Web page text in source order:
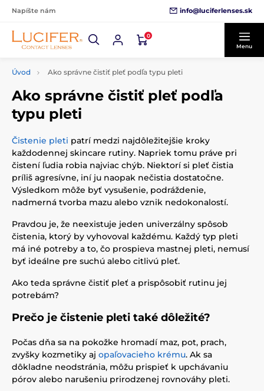
Napíšte nám info@luciferlenses.sk
0
Menu
Úvod Ako správne čistiť pleť podľa typu pleti
Ako správne čistiť pleť podľa
typu pleti
Čistenie pleti patrí medzi najdôležitejšie kroky
každodennej skincare rutiny. Napriek tomu práve pri
čistení ľudia robia najviac chýb. Niektorí si pleť čistia
príliš agresívne, iní ju naopak nečistia dostatočne.
Výsledkom môže byť vysušenie, podráždenie,
nadmerná tvorba mazu alebo vznik nedokonalostí.
Pravdou je, že neexistuje jeden univerzálny spôsob
čistenia, ktorý by vyhovoval každému. Každý typ pleti
má iné potreby a to, čo prospieva mastnej pleti, nemusí
byť ideálne pre suchú alebo citlivú pleť.
Ako teda správne čistiť pleť a prispôsobiť rutinu jej
potrebám?
Prečo je čistenie pleti také dôležité?
Počas dňa sa na pokožke hromadí maz, pot, prach,
zvyšky kozmetiky aj opaľovacieho krému. Ak sa
dôkladne neodstránia, môžu prispieť k upchávaniu
pórov alebo narušeniu prirodzenej rovnováhy pleti.